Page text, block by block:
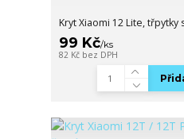
Kryt Xiaomi 12 Lite, třpytky
99 Kč/ks
82 Kč bez DPH